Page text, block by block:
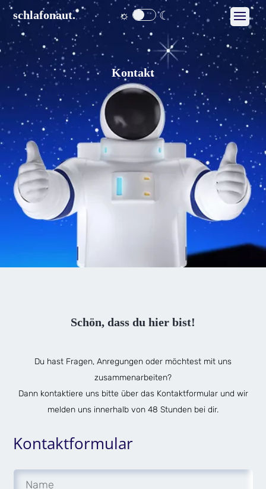
schlafonaut. ☼ ☾
Kontakt
Schön, dass du hier bist!
Du hast Fragen, Anregungen oder möchtest mit uns
zusammenarbeiten?
Dann kontaktiere uns bitte über das Kontaktformular und wir
melden uns innerhalb von 48 Stunden bei dir.
Kontaktformular